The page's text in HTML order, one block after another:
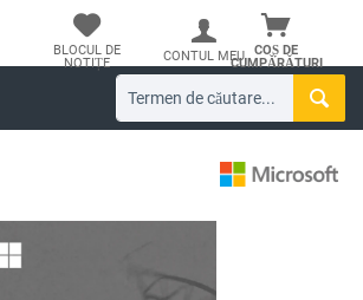
COȘ DE
CUMPĂRĂTURI
BLOCUL DE
NOTIȚE
CONTUL MEU